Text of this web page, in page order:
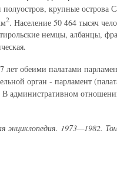
крупные острова
2. Население 50 464 тысяч
немцы, албанцы,
лет обеими палатами
орган - парламент
административном
энциклопедия. 1973—1982.